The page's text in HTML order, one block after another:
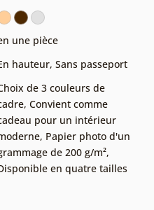
une pièce
hauteur, Sans passeport
de 3 couleurs de
, Convient comme
pour un intérieur
, Papier photo d'un
de 200 g/m²,
en quatre tailles